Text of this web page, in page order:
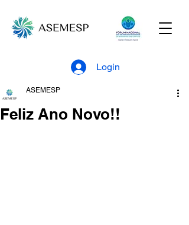
Login
Feliz Ano Novo!!
ASEMESP